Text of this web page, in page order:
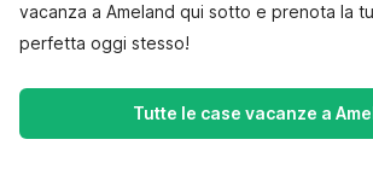
vacanza a Ameland qui sotto e prenota la
perfetta oggi stesso!
Tutte le case vacanze a